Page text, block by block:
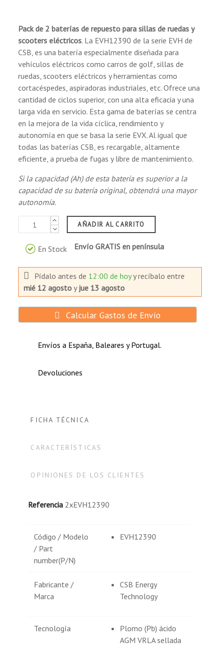
(1 reseñas)
Pack de 2 baterías de repuesto para sillas de ruedas y
scooters eléctricos. La EVH12390 de la serie EVH de
CSB, es una batería especialmente diseñada para
vehículos eléctricos como carros de golf, sillas de
ruedas, scooters eléctricos y herramientas como
cortacéspedes, aspiradoras industriales, etc. Ofrece una
cantidad de ciclos superior, con una alta eficacia y una
larga vida en servicio. Esta gama de baterías se centra
en la mejora de la vida cíclica, rendimiento y
autonomía en que se basa la serie EVX. Al igual que
todas las baterías CSB, es recargable, altamente
eficiente, a prueba de fugas y libre de mantenimiento.
Si la capacidad (Ah) de esta batería es superior a la
capacidad de su batería original, obtendrá una mayor
autonomía.
AÑADIR AL CARRITO
En Stock Envío GRATIS en península
Pídalo antes de 12:00 de hoyy recíbaloentre
mié 12 agosto y jue 13 agosto
Calcular Gastos de Envío
Envíos a España, Baleares y Portugal.
Devoluciones
FICHA TÉCNICA
CARACTERÍSTICAS
OPINIONES DE LOS CLIENTES
Referencia 2xEVH12390
Código / Modelo
/ Part
number(P/N)
EVH12390
Fabricante /
Marca
CSB Energy
Technology
Tecnología
Plomo (Pb) ácido
AGM VRLA sellada
no peligroso para el transporte marítimo.
Reconocido por el DOT como "carga seca" 49
CFR 171-189 para el transporte terrestre.
Aplicaciones
Uso cíclico:
Vehículos eléctricos.
Carritos de golf.
Equipos de teléfonía portátil.
Equipos de iluminación portátil.
Herramientas eléctricas, cortacéspedes,
Equipo de medición portátil.
VTR/TV portátil, grabadoras y radios.
Equipos informáticos portátiles y
procesadores.
Fuente de alimentación portátil.
Estaciones de bombeo de agua.
Sistemas de energía rurales.